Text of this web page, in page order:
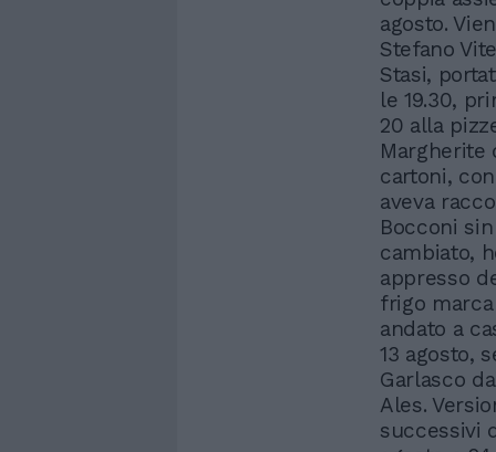
agosto.
Stefano
Stasi,
le 19.30,
20 alla
Margherite
cartoni,
aveva
Bocconi
cambiato,
appresso
frigo
andato a
13 agosto,
Garlasco
Ales.
successivi